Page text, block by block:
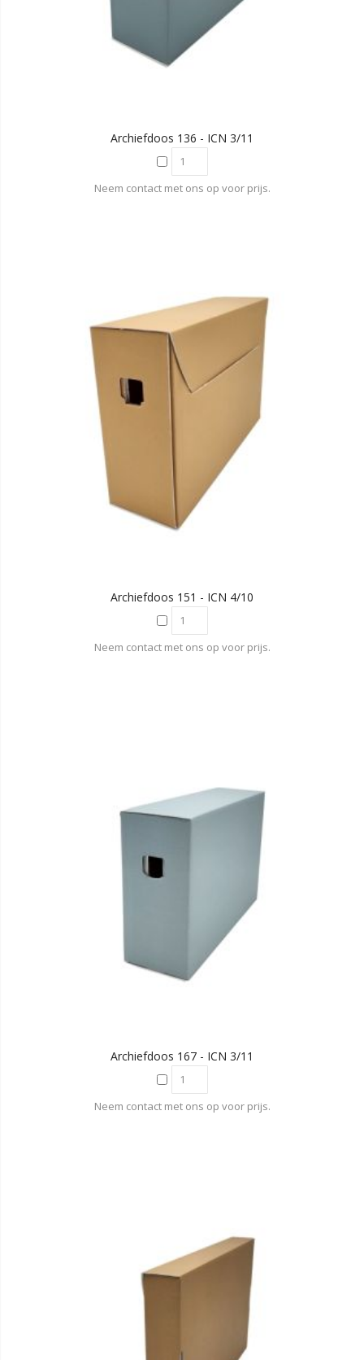
Archiefdoos 136 - ICN 3/11
Neem contact met ons op voor prijs.
Archiefdoos 151 - ICN 4/10
Neem contact met ons op voor prijs.
Archiefdoos 167 - ICN 3/11
Neem contact met ons op voor prijs.